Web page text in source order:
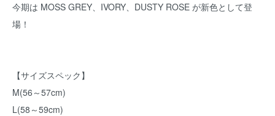
今期は MOSS GREY、IVORY、DUSTY ROSE が新色として登
場！
【サイズスペック】
M(56～57cm)
L(58～59cm)